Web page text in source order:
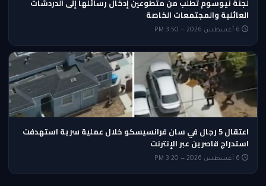
العائلية والمجتمعات الخاصة
اعتقال 5 رجال في سان فرانسيسكو خلال عملية سرية استهدفت
استدراج قاصرين عبر الإنترنت